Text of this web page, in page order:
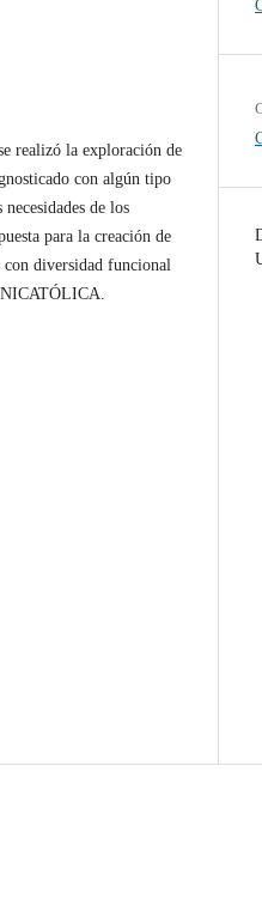
realizó la exploración de
con algún tipo
de los
para la creación de
con diversidad funcional